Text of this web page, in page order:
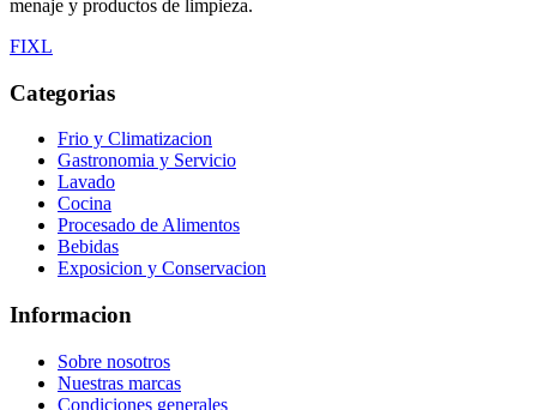
menaje y productos de limpieza.
FIXL
Categorias
Frio y Climatizacion
Gastronomia y Servicio
Lavado
Cocina
Procesado de Alimentos
Bebidas
Exposicion y Conservacion
Informacion
Sobre nosotros
Nuestras marcas
Condiciones generales